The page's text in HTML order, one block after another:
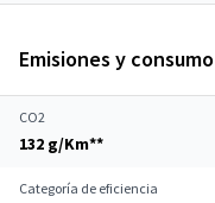
Emisiones y consumo
CO2
132 g/Km**
Categoría de eficiencia